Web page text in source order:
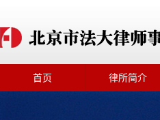
首页 律所简介